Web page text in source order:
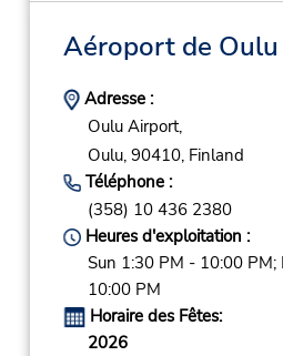
Aéroport de Oulu
Adresse :
Oulu Airport,
Oulu, 90410, Finland
Téléphone :
(358) 10 436 2380
Heures d'exploitation :
Sun 1:30 PM - 10:00
10:00 PM
Horaire des Fêtes:
2026